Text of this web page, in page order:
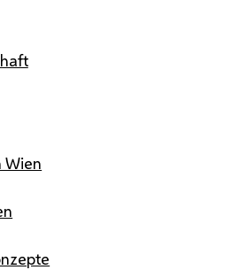
Wien